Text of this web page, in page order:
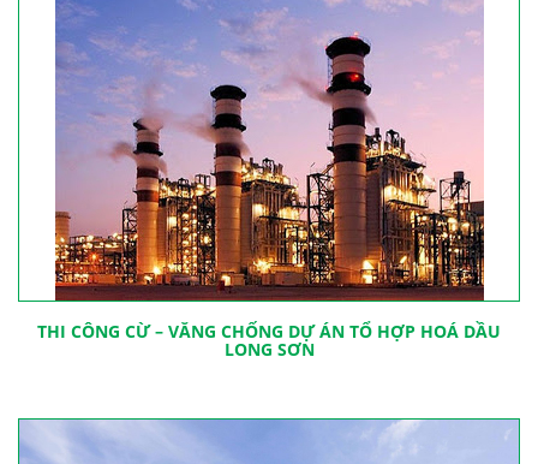
THI CÔNG CỪ – VĂNG CHỐNG DỰ ÁN TỔ HỢP HOÁ DẦU
LONG SƠN